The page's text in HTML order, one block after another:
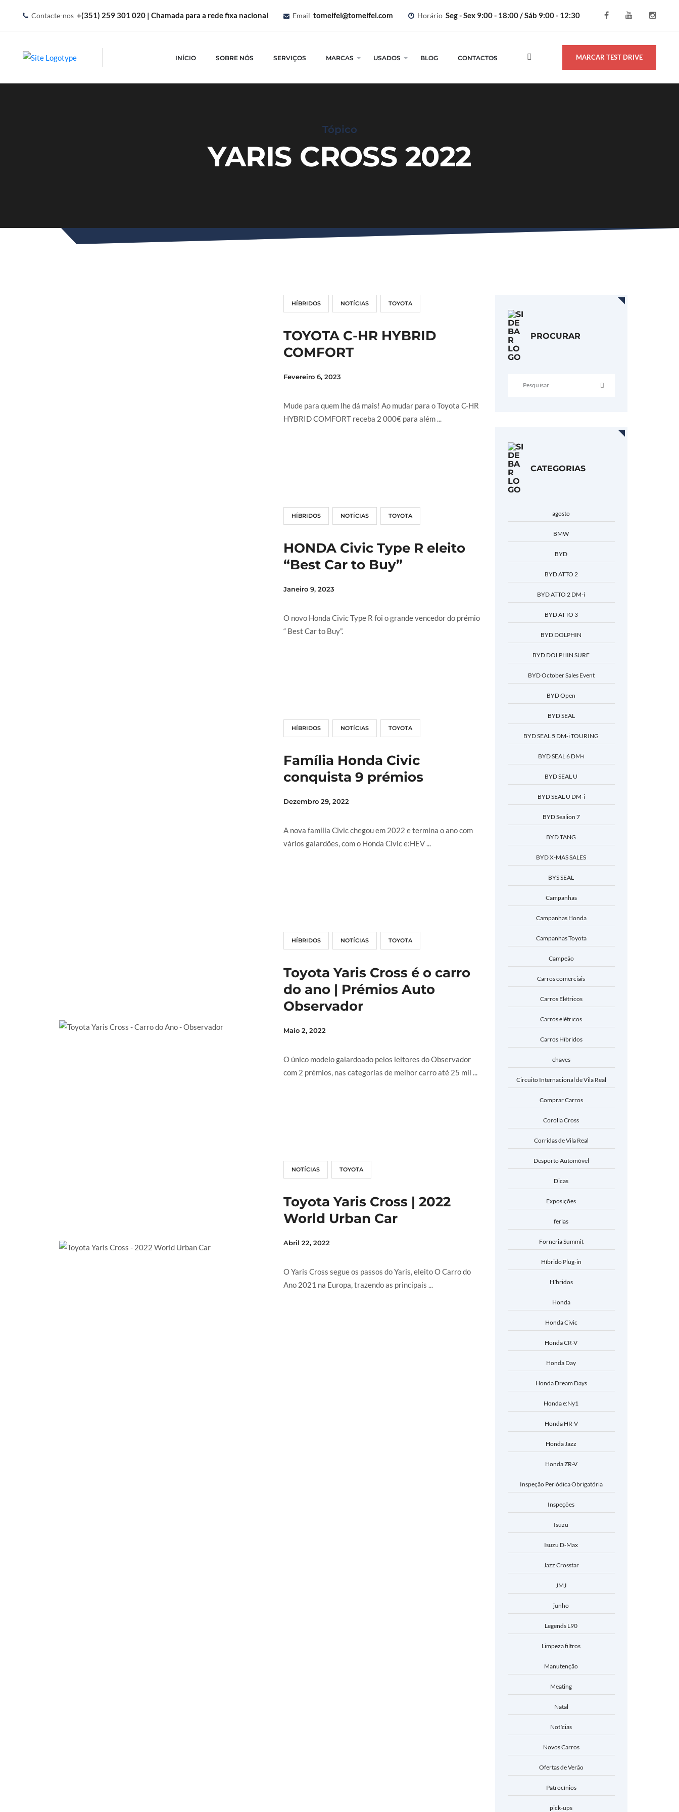
Contacte-nos +(351) 259 301 020 | Chamada para a rede fixa nacional Email tomeifel@tomeifel.com Horário Seg - Sex 9:00 - 18:00 / Sáb 9:00 - 12:30
INÍCIO SOBRE NÓS SERVIÇOS MARCAS USADOS BLOG CONTACTOS MARCAR TEST DRIVE
Tópico
YARIS CROSS 2022
HÍBRIDOS NOTÍCIAS TOYOTA
TOYOTA C-HR HYBRID
COMFORT
Fevereiro 6, 2023
Mude para quem lhe dá mais! Ao mudar para o Toyota C-HR
HYBRID COMFORT receba 2 000€ para além ...
HÍBRIDOS NOTÍCIAS TOYOTA
HONDA Civic Type R eleito
“Best Car to Buy”
Janeiro 9, 2023
O novo Honda Civic Type R foi o grande vencedor do prémio
“ Best Car to Buy”.
HÍBRIDOS NOTÍCIAS TOYOTA
Família Honda Civic
conquista 9 prémios
Dezembro 29, 2022
A nova família Civic chegou em 2022 e termina o ano com
vários galardões, com o Honda Civic e:HEV ...
HÍBRIDOS NOTÍCIAS TOYOTA
Toyota Yaris Cross é o carro
do ano | Prémios Auto
Observador
Maio 2, 2022
O único modelo galardoado pelos leitores do Observador
com 2 prémios, nas categorias de melhor carro até 25 mil ...
NOTÍCIAS TOYOTA
Toyota Yaris Cross | 2022
World Urban Car
Abril 22, 2022
O Yaris Cross segue os passos do Yaris, eleito O Carro do
Ano 2021 na Europa, trazendo as principais ...
PROCURAR
CATEGORIAS
agosto
BMW
BYD
BYD ATTO 2
BYD ATTO 2 DM-i
BYD ATTO 3
BYD DOLPHIN
BYD DOLPHIN SURF
BYD October Sales Event
BYD Open
BYD SEAL
BYD SEAL 5 DM-i TOURING
BYD SEAL 6 DM-i
BYD SEAL U
BYD SEAL U DM-i
BYD Sealion 7
BYD TANG
BYD X-MAS SALES
BYS SEAL
Campanhas
Campanhas Honda
Campanhas Toyota
Campeão
Carros comerciais
Carros Elétricos
Carros elétricos
Carros Híbridos
chaves
Circuito Internacional de Vila Real
Comprar Carros
Corolla Cross
Corridas de Vila Real
Desporto Automóvel
Dicas
Exposições
ferias
Forneria Summit
Híbrido Plug-in
Híbridos
Honda
Honda Civic
Honda CR-V
Honda Day
Honda Dream Days
Honda e:Ny1
Honda HR-V
Honda Jazz
Honda ZR-V
Inspeção Periódica Obrigatória
Inspeções
Isuzu
Isuzu D-Max
Jazz Crosstar
JMJ
junho
Legends L90
Limpeza filtros
Manutenção
Meating
Natal
Notícias
Novos Carros
Ofertas de Verão
Patrocínios
pick-ups